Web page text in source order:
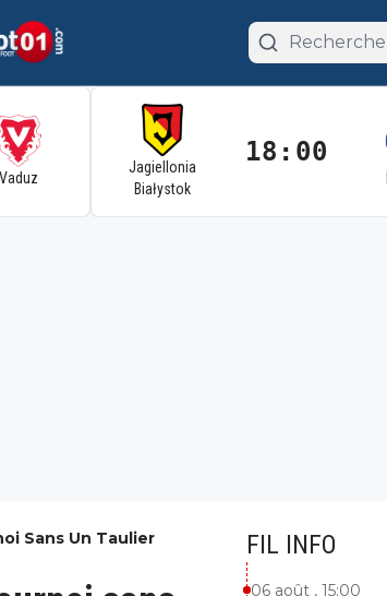
Vaduz
Jagiellonia
Białystok
18:00
Sans Un Taulier FIL INFO
06 août , 15:00